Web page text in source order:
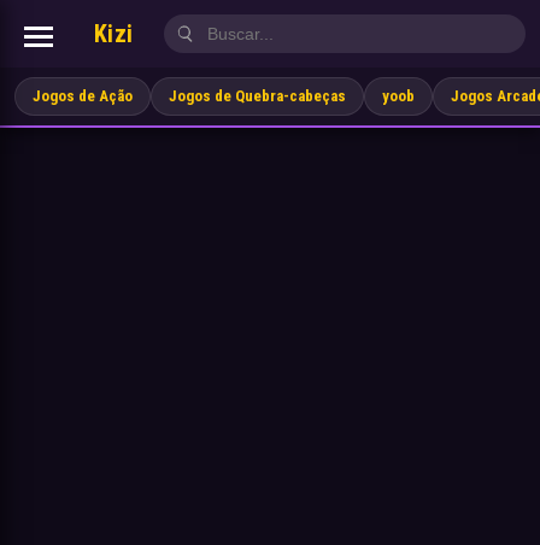
Kizi
Jogos de Ação Jogos de Quebra-cabeças yoob Jogos